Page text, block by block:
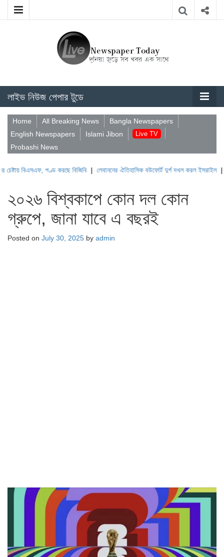
লাইভ নিউজ পেপার টুডে
Home All Breaking News
Bangla Newspapers
English Newspapers
Islami Jibon Live TV
Probashi News
পণ্ড করছে বিজিবি|লেবাননের ঐতিহাসিক বউফোর্ট দুর্গ দখল করল ইসরাইল|সুদানে
২০২৬ বিশ্বকাপে কোন দল কোন
গ্রুপে, জানা যাবে এ বছরই
Posted on July 30, 2025 by admin